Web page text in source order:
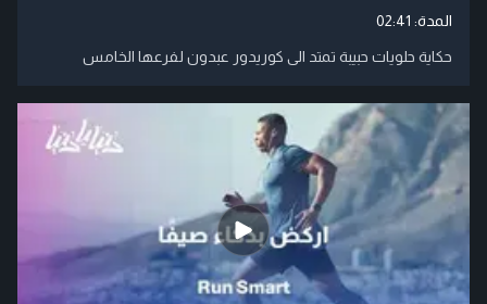
المدة: 02:41
حكاية حلويات حبيبة تمتد الى كوريدور عبدون لفرعها الخامس